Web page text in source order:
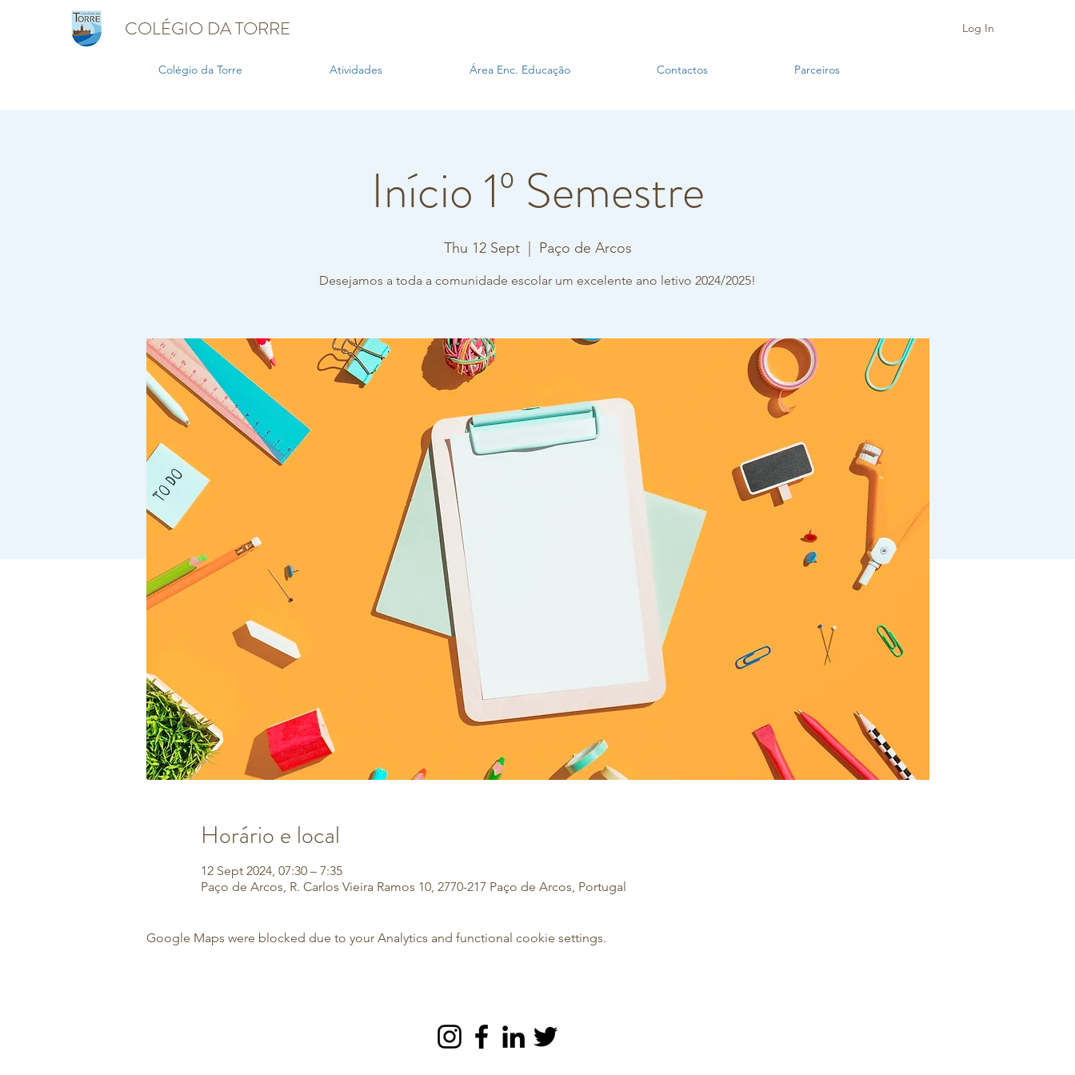
COLÉGIO DA TORRE Log In
Colégio da Torre Atividades Área Enc. Educação Contactos Parceiros
Início 1º Semestre
Thu 12 Sept
  |
Paço de Arcos
Desejamos a toda a comunidade escolar um excelente ano letivo 2024/2025!
Horário e local
12 Sept 2024, 07:30 – 7:35
Paço de Arcos, R. Carlos Vieira Ramos 10, 2770-217 Paço de Arcos, Portugal
Google Maps were blocked due to your Analytics and functional cookie settings.